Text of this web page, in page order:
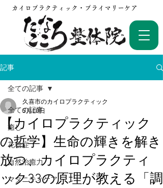
カイロプラクティック・プライマリーケア
記事
全ての記事
癒し
花粉症
自然治癒力
マタニティケア
全ての記事
【カイロプラクティック
の哲学】生命の輝きを解き
放つ、カイロプラクティ
ック33の原理が教える「調
久喜市のカイロプラクティック
5月10日